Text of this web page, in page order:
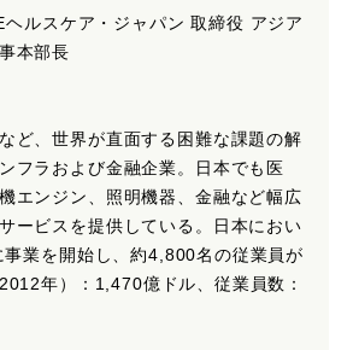
ルスケア・ジャパン 取締役 アジア
本部長
ど、世界が直面する困難な課題の解
フラおよび金融企業。日本でも医
エンジン、照明機器、金融など幅広
ービスを提供している。日本におい
業を開始し、約4,800名の従業員が
年）：1,470億ドル、従業員数：